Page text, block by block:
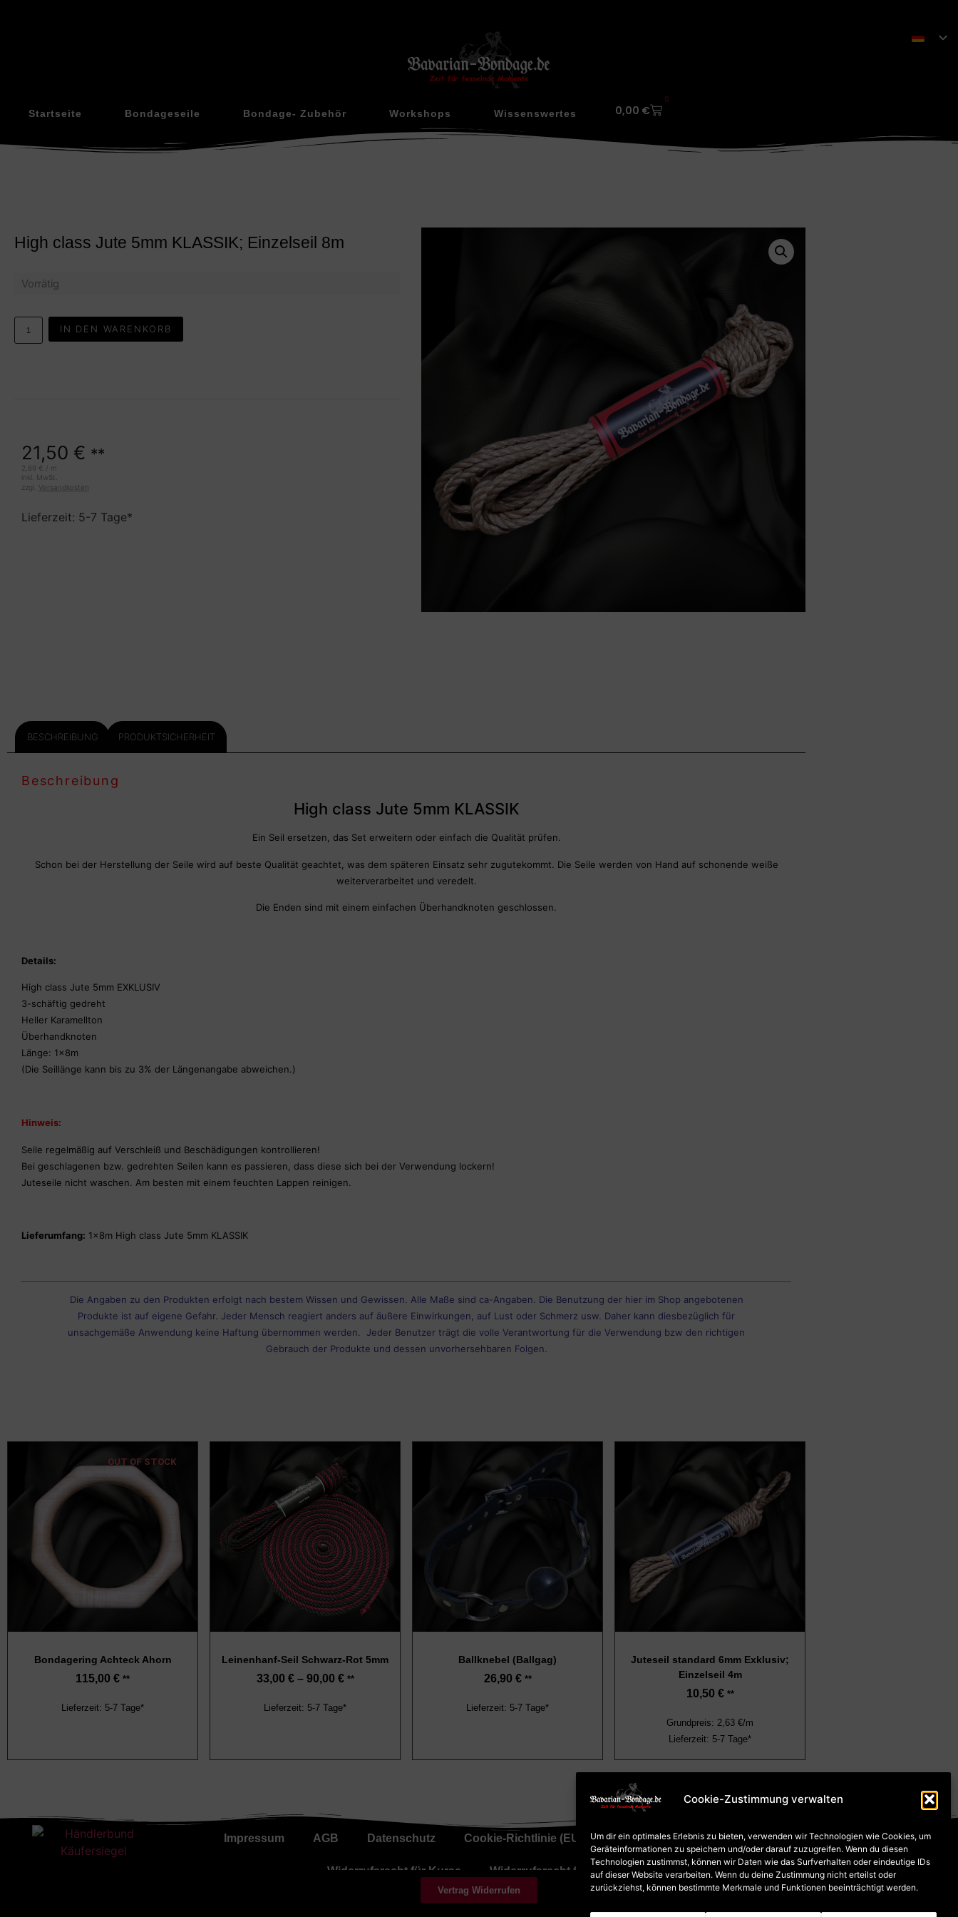
Cookie-Zustimmung verwalten
Um dir ein optimales Erlebnis zu bieten, verwenden wir Technologien wie Cookies, um
Geräteinformationen zu speichern und/oder darauf zuzugreifen. Wenn du diesen
Technologien zustimmst, können wir Daten wie das Surfverhalten oder eindeutige IDs
auf dieser Website verarbeiten. Wenn du deine Zustimmung nicht erteilst oder
zurückziehst, können bestimmte Merkmale und Funktionen beeinträchtigt werden.
Startseite Bondageseile Bondage- Zubehör Workshops Wissenswertes 0,00 €
0
High class Jute 5mm KLASSIK; Einzelseil 8m
Vorrätig
IN DEN WARENKORB
21,50 € **
2,69 €
m
inkl. MwSt.
zzgl. Versandkosten
Lieferzeit: 5-7 Tage*
BESCHREIBUNG PRODUKTSICHERHEIT
Beschreibung
High class Jute 5mm KLASSIK
Ein Seil ersetzen, das Set erweitern oder einfach die Qualität prüfen.
Schon bei der Herstellung der Seile wird auf beste Qualität geachtet, was dem späteren Einsatz sehr zugutekommt. Die Seile werden von Hand auf schonende weiße
weiterverarbeitet und veredelt.
Die Enden sind mit einem einfachen Überhandknoten geschlossen.
Details:
High class Jute 5mm EXKLUSIV
3-schäftig gedreht
Heller Karamellton
Überhandknoten
Länge: 1x8m
(Die Seillänge kann bis zu 3% der Längenangabe abweichen.)
Hinweis:
Seile regelmäßig auf Verschleiß und Beschädigungen kontrollieren!
Bei geschlagenen bzw. gedrehten Seilen kann es passieren, dass diese sich bei der Verwendung lockern!
Juteseile nicht waschen. Am besten mit einem feuchten Lappen reinigen.
Lieferumfang: 1x8m High class Jute 5mm KLASSIK
Die Angaben zu den Produkten erfolgt nach bestem Wissen und Gewissen. Alle Maße sind ca-Angaben. Die Benutzung der hier im Shop angebotenen
Produkte ist auf eigene Gefahr. Jeder Mensch reagiert anders auf äußere Einwirkungen, auf Lust oder Schmerz usw. Daher kann diesbezüglich für
unsachgemäße Anwendung keine Haftung übernommen werden. Jeder Benutzer trägt die volle Verantwortung für die Verwendung bzw den richtigen
Gebrauch der Produkte und dessen unvorhersehbaren Folgen.
OUT OF STOCK
Bondagering Achteck Ahorn
115,00 € **
Lieferzeit: 5-7 Tage*
Leinenhanf-Seil Schwarz-Rot 5mm
33,00 €– 90,00 € **
Lieferzeit: 5-7 Tage*
Ballknebel (Ballgag)
26,90 € **
Lieferzeit: 5-7 Tage*
Juteseil standard 6mm Exklusiv;
Einzelseil 4m
10,50 € **
Grundpreis: 2,63 €/m
Lieferzeit: 5-7 Tage*
Impressum AGB Datenschutz Cookie-Richtlinie (EU) Zahlung und Versand
Widerrufsrecht für Kurse Widerrufsrecht für Waren
Vertrag Widerrufen